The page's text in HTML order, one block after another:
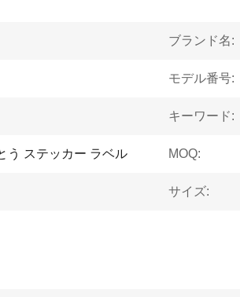
ブランド名:
モデル番号:
キーワード:
う ステッカー ラベル MOQ:
サイズ: